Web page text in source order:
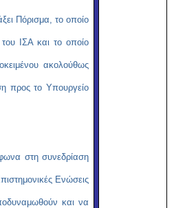
Πόρισμα, το οποίο
ΙΣΑ και το οποίο
ακολούθως
προς το Υπουργείο
στη συνεδρίαση
Ενώσεις
και να